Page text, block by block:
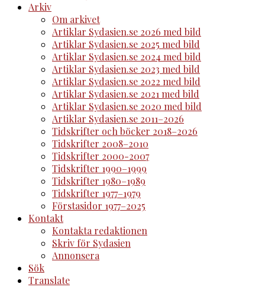
Arkiv
Om arkivet
Artiklar Sydasien.se 2026 med bild
Artiklar Sydasien.se 2025 med bild
Artiklar Sydasien.se 2024 med bild
Artiklar Sydasien.se 2023 med bild
Artiklar Sydasien.se 2022 med bild
Artiklar Sydasien.se 2021 med bild
Artiklar Sydasien.se 2020 med bild
Artiklar Sydasien.se 2011–2026
Tidskrifter och böcker 2018–2026
Tidskrifter 2008–2010
Tidskrifter 2000-2007
Tidskrifter 1990–1999
Tidskrifter 1980–1989
Tidskrifter 1977–1979
Förstasidor 1977–2025
Kontakt
Kontakta redaktionen
Skriv för Sydasien
Annonsera
Sök
Translate